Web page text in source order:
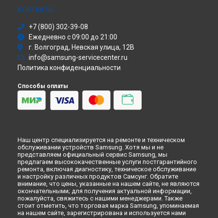
Хабаровске
Томске
Ремонт посудомоечной машины DM-M59AHC Samsung в
Тюмени
Ремонт посудомоечной машины DM-M59AHC Samsung в
Самаре
Ремонт посудомоечной машины DM-M59AHC Samsung в
Омске
Перми
Ремонт посудомоечной машины DM-M59AHC Samsung в
Ульяновске
Ремонт посудомоечной машины DM-M59AHC Samsung в
Кирове
Ремонт посудомоечной машины DM-M59AHC Samsung в
Москве
Ремонт посудомоечной машины DM-M59AHC Samsung в
Моноблок
Атс
Смарт-часы
Варочная панель
Посудомоечная машина
Морозильная камера
Кондиционер
Духовой шкаф
Вытяжка
КОНТАКТЫ
+7 (800) 302-39-08
Ежедневно с 09:00 до 21:00
г. Волгоград, Невская улица, 12В
info@samsung-servicecenter.ru
Политика конфиденциальности
Способы оплаты
Наш центр специализируется на ремонте и техническом
обслуживании устройств Samsung. Хотя мы и не
представляем официальный сервис Samsung, мы
предлагаем высококачественные услуги постгарантийного
ремонта, включая диагностику, техническое обслуживание
и настройку различных продуктов Самсунг. Обратите
внимание, что цены, указанные на нашем сайте, не являются
окончательными; для получения актуальной информации,
пожалуйста, свяжитесь с нашими менеджерами. Также
стоит отметить, что торговая марка Samsung, упоминаемая
на нашем сайте, зарегистрирована и используется нами